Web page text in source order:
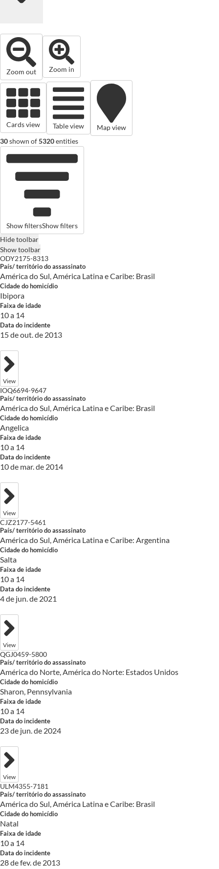
Zoom out Zoom in
Cards view Table view
Map view
30shown of5320entities
Show filtersShow filters
Hide toolbar
Show toolbar
ODY2175-8313
País/ território do assassinato
América do Sul, América Latina e Caribe: Brasil
Cidade do homicídio
Ibipora
Faixa de idade
10 a 14
Data do incidente
15 de out. de 2013
View
IOQ6694-9647
País/ território do assassinato
América do Sul, América Latina e Caribe: Brasil
Cidade do homicídio
Angelica
Faixa de idade
10 a 14
Data do incidente
10 de mar. de 2014
View
CJZ2177-5461
País/ território do assassinato
América do Sul, América Latina e Caribe: Argentina
Cidade do homicídio
Salta
Faixa de idade
10 a 14
Data do incidente
4 de jun. de 2021
View
QGJ0459-5800
País/ território do assassinato
América do Norte, América do Norte: Estados Unidos
Cidade do homicídio
Sharon, Pennsylvania
Faixa de idade
10 a 14
Data do incidente
23 de jun. de 2024
View
ULM4355-7181
País/ território do assassinato
América do Sul, América Latina e Caribe: Brasil
Cidade do homicídio
Natal
Faixa de idade
10 a 14
Data do incidente
28 de fev. de 2013